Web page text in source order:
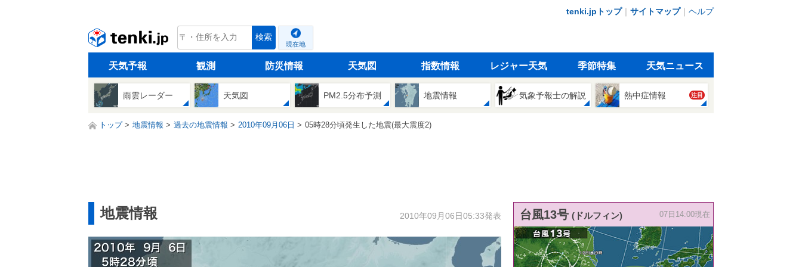
tenki.jpトップ｜ サイトマップ｜ ヘルプ
tenki.jp 検索
現在地
天気予報 観測 防災情報 天気図 指数情報 レジャー天気 季節特集 天気ニュース
雨雲レーダー 天気図 PM2.5分布予測 地震情報 気象予報士の解説 熱中症情報 注目
トップ 地震情報 過去の地震情報 2010年09月06日 05時28分頃発生した地震(最大震度2)
地震情報 2010年09月06日05:33発表 台風13号 (ドルフィン) 07日14:00現在